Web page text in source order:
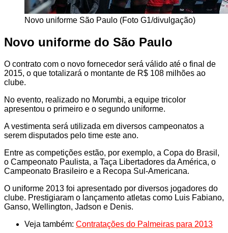
Novo uniforme São Paulo (Foto G1/divulgação)
Novo uniforme do São Paulo
O contrato com o novo fornecedor será válido até o final de
2015, o que totalizará o montante de R$ 108 milhões ao
clube.
No evento, realizado no Morumbi, a equipe tricolor
apresentou o primeiro e o segundo uniforme.
A vestimenta será utilizada em diversos campeonatos a
serem disputados pelo time este ano.
Entre as competições estão, por exemplo, a Copa do Brasil,
o Campeonato Paulista, a Taça Libertadores da América, o
Campeonato Brasileiro e a Recopa Sul-Americana.
O uniforme 2013 foi apresentado por diversos jogadores do
clube. Prestigiaram o lançamento atletas como Luis Fabiano,
Ganso, Wellington, Jadson e Denis.
Veja também: Contratações do Palmeiras para 2013